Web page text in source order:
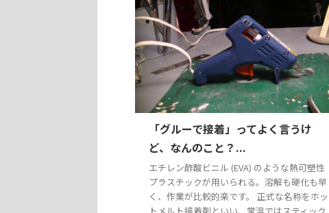
「グルーで接着」ってよく言うけ
ど、なんのこと？...
エチレン酢酸ビニル (EVA) のような熱可塑性
プラスチックが用いられる。溶解も硬化も早
く、作業が比較的楽です。 正式な名称をホッ
トメルト接着剤といい、常温ではスティック